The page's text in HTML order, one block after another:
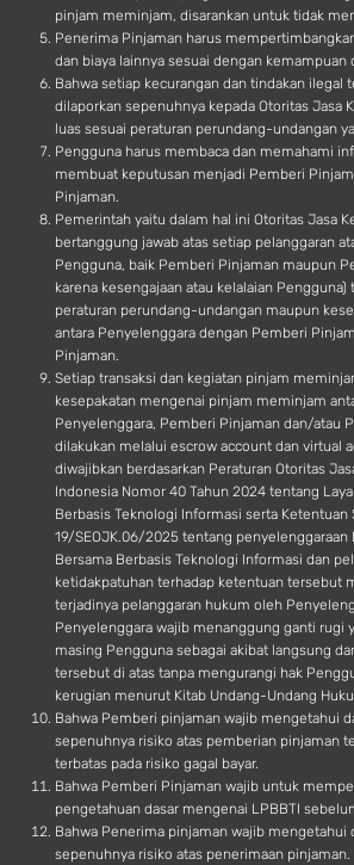
pinjam meminjam, disarankan untuk tidak
Penerima Pinjaman harus
dan biaya lainnya sesuai dengan kemampuan
Bahwa setiap kecurangan dan tindakan ilegal
dilaporkan sepenuhnya kepada Otoritas Jasa
luas sesuai peraturan perundang-undangan
Pengguna harus membaca dan memahami
membuat keputusan menjadi Pemberi
Pinjaman.
Pemerintah yaitu dalam hal ini Otoritas Jasa
bertanggung jawab atas setiap pelanggaran
Pengguna, baik Pemberi Pinjaman maupun
karena kesengajaan atau kelalaian
peraturan perundang-undangan maupun
antara Penyelenggara dengan Pemberi
Pinjaman.
Setiap transaksi dan kegiatan pinjam
kesepakatan mengenai pinjam meminjam
Penyelenggara, Pemberi Pinjaman dan/atau
dilakukan melalui escrow account dan virtual
diwajibkan berdasarkan Peraturan Otoritas
Indonesia Nomor 40 Tahun 2024 tentang
Berbasis Teknologi Informasi serta Ketentuan
19/SEOJK.06/2025 tentang penyelenggaraan
Bersama Berbasis Teknologi Informasi dan
ketidakpatuhan terhadap ketentuan tersebut
terjadinya pelanggaran hukum oleh
Penyelenggara wajib menanggung ganti rugi
masing Pengguna sebagai akibat langsung
tersebut di atas tanpa mengurangi hak
kerugian menurut Kitab Undang-Undang
Bahwa Pemberi pinjaman wajib mengetahui
sepenuhnya risiko atas pemberian pinjaman
terbatas pada risiko gagal bayar.
Bahwa Pemberi Pinjaman wajib untuk
pengetahuan dasar mengenai LPBBTI
Bahwa Penerima pinjaman wajib mengetahui
sepenuhnya risiko atas penerimaan pinjaman.